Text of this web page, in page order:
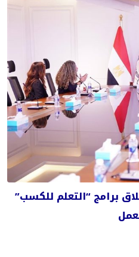
برامج “التعلم للكسب”